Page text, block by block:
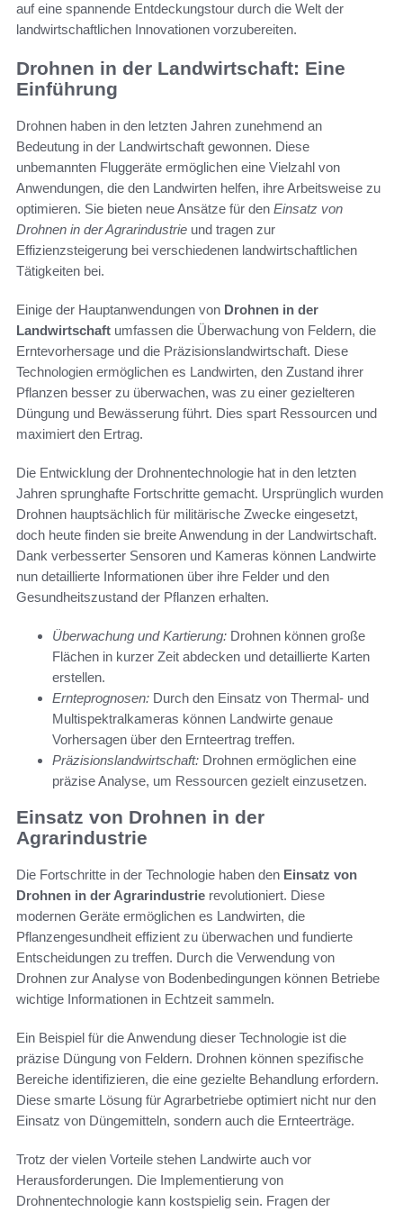
auf eine spannende Entdeckungstour durch die Welt der
landwirtschaftlichen Innovationen vorzubereiten.
Drohnen in der Landwirtschaft: Eine
Einführung
Drohnen haben in den letzten Jahren zunehmend an
Bedeutung in der Landwirtschaft gewonnen. Diese
unbemannten Fluggeräte ermöglichen eine Vielzahl von
Anwendungen, die den Landwirten helfen, ihre Arbeitsweise zu
optimieren. Sie bieten neue Ansätze für den Einsatz von
Drohnen in der Agrarindustrie und tragen zur
Effizienzsteigerung bei verschiedenen landwirtschaftlichen
Tätigkeiten bei.
Einige der Hauptanwendungen von Drohnen in der
Landwirtschaft umfassen die Überwachung von Feldern, die
Erntevorhersage und die Präzisionslandwirtschaft. Diese
Technologien ermöglichen es Landwirten, den Zustand ihrer
Pflanzen besser zu überwachen, was zu einer gezielteren
Düngung und Bewässerung führt. Dies spart Ressourcen und
maximiert den Ertrag.
Die Entwicklung der Drohnentechnologie hat in den letzten
Jahren sprunghafte Fortschritte gemacht. Ursprünglich wurden
Drohnen hauptsächlich für militärische Zwecke eingesetzt,
doch heute finden sie breite Anwendung in der Landwirtschaft.
Dank verbesserter Sensoren und Kameras können Landwirte
nun detaillierte Informationen über ihre Felder und den
Gesundheitszustand der Pflanzen erhalten.
Überwachung und Kartierung: Drohnen können große
Flächen in kurzer Zeit abdecken und detaillierte Karten
erstellen.
Ernteprognosen: Durch den Einsatz von Thermal- und
Multispektralkameras können Landwirte genaue
Vorhersagen über den Ernteertrag treffen.
Präzisionslandwirtschaft: Drohnen ermöglichen eine
präzise Analyse, um Ressourcen gezielt einzusetzen.
Einsatz von Drohnen in der
Agrarindustrie
Die Fortschritte in der Technologie haben den Einsatz von
Drohnen in der Agrarindustrie revolutioniert. Diese
modernen Geräte ermöglichen es Landwirten, die
Pflanzengesundheit effizient zu überwachen und fundierte
Entscheidungen zu treffen. Durch die Verwendung von
Drohnen zur Analyse von Bodenbedingungen können Betriebe
wichtige Informationen in Echtzeit sammeln.
Ein Beispiel für die Anwendung dieser Technologie ist die
präzise Düngung von Feldern. Drohnen können spezifische
Bereiche identifizieren, die eine gezielte Behandlung erfordern.
Diese smarte Lösung für Agrarbetriebe optimiert nicht nur den
Einsatz von Düngemitteln, sondern auch die Ernteerträge.
Trotz der vielen Vorteile stehen Landwirte auch vor
Herausforderungen. Die Implementierung von
Drohnentechnologie kann kostspielig sein. Fragen der